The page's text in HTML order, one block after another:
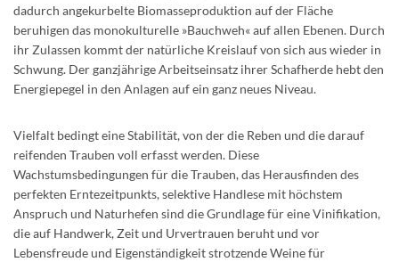
dadurch angekurbelte Biomasseproduktion auf der Fläche
beruhigen das monokulturelle »Bauchweh« auf allen Ebenen. Durch
ihr Zulassen kommt der natürliche Kreislauf von sich aus wieder in
Schwung. Der ganzjährige Arbeitseinsatz ihrer Schafherde hebt den
Energiepegel in den Anlagen auf ein ganz neues Niveau.
Vielfalt bedingt eine Stabilität, von der die Reben und die darauf
reifenden Trauben voll erfasst werden. Diese
Wachstumsbedingungen für die Trauben, das Herausfinden des
perfekten Erntezeitpunkts, selektive Handlese mit höchstem
Anspruch und Naturhefen sind die Grundlage für eine Vinifikation,
die auf Handwerk, Zeit und Urvertrauen beruht und vor
Lebensfreude und Eigenständigkeit strotzende Weine für